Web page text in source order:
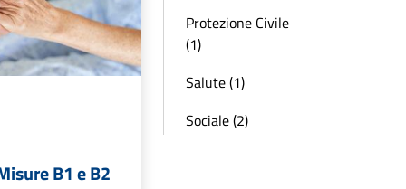
B1 e B2
Protezione Civile
(1)
Salute (1)
Sociale (2)